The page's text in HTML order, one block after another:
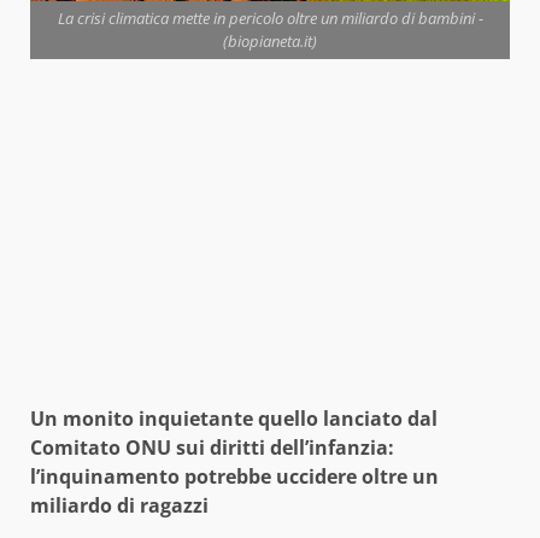
La crisi climatica mette in pericolo oltre un miliardo di bambini -
(biopianeta.it)
Un monito inquietante quello lanciato dal
Comitato ONU sui diritti dell’infanzia:
l’inquinamento potrebbe uccidere oltre un
miliardo di ragazzi